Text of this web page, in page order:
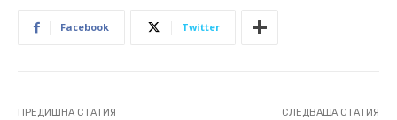
Facebook Twitter
ПРЕДИШНА СТАТИЯ СЛЕДВАЩА СТАТИЯ